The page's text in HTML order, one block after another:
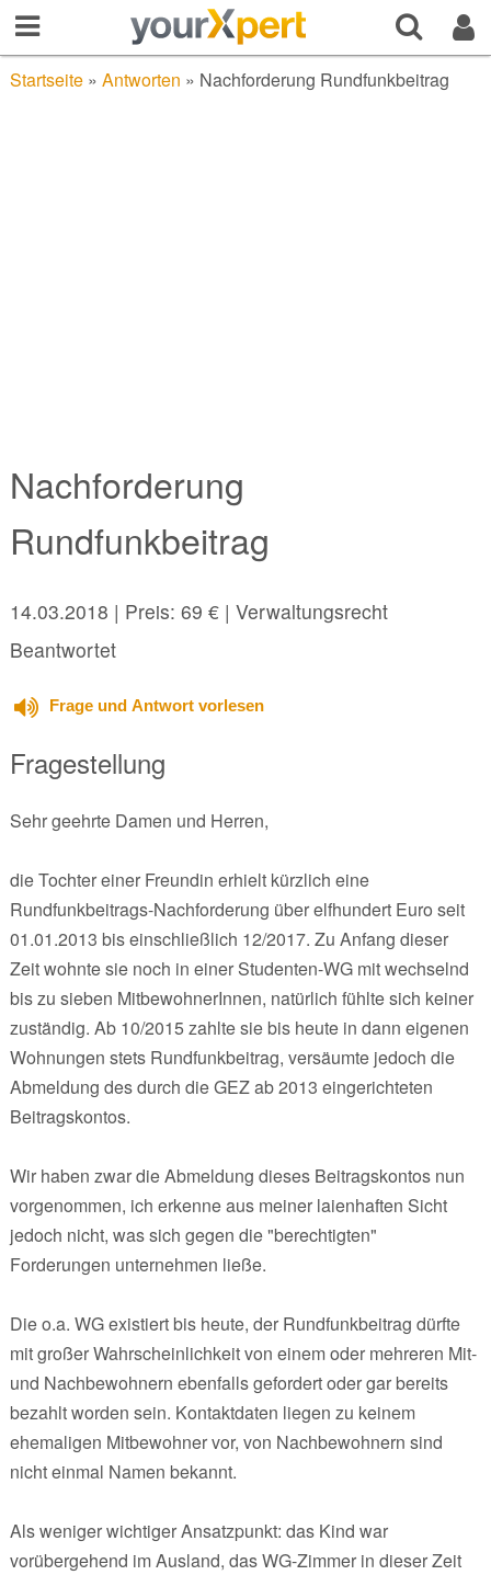
Startseite» Antworten » Nachforderung Rundfunkbeitrag
Nachforderung
Rundfunkbeitrag
14.03.2018 | Preis: 69 € | Verwaltungsrecht
Beantwortet
Frage und Antwort vorlesen
Fragestellung
Sehr geehrte Damen und Herren,
die Tochter einer Freundin erhielt kürzlich eine
Rundfunkbeitrags-Nachforderung über elfhundert Euro seit
01.01.2013 bis einschließlich 12/2017. Zu Anfang dieser
Zeit wohnte sie noch in einer Studenten-WG mit wechselnd
bis zu sieben MitbewohnerInnen, natürlich fühlte sich keiner
zuständig. Ab 10/2015 zahlte sie bis heute in dann eigenen
Wohnungen stets Rundfunkbeitrag, versäumte jedoch die
Abmeldung des durch die GEZ ab 2013 eingerichteten
Beitragskontos.
Wir haben zwar die Abmeldung dieses Beitragskontos nun
vorgenommen, ich erkenne aus meiner laienhaften Sicht
jedoch nicht, was sich gegen die "berechtigten"
Forderungen unternehmen ließe.
Die o.a. WG existiert bis heute, der Rundfunkbeitrag dürfte
mit großer Wahrscheinlichkeit von einem oder mehreren Mit-
und Nachbewohnern ebenfalls gefordert oder gar bereits
bezahlt worden sein. Kontaktdaten liegen zu keinem
ehemaligen Mitbewohner vor, von Nachbewohnern sind
nicht einmal Namen bekannt.
Als weniger wichtiger Ansatzpunkt: das Kind war
vorübergehend im Ausland, das WG-Zimmer in dieser Zeit